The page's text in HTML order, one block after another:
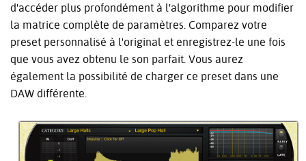
d'accéder plus profondément à l'algorithme pour modifier
la matrice complète de paramètres. Comparez votre
preset personnalisé à l'original et enregistrez-le une fois
que vous avez obtenu le son parfait. Vous aurez
également la possibilité de charger ce preset dans une
DAW différente.